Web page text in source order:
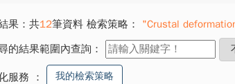
果：共12筆資料 檢索策略：
"Crustal
的結果範圍內查詢：
服務 ： 我的檢索策略